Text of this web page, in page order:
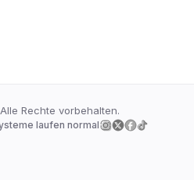
Rechte vorbehalten.
laufen normal